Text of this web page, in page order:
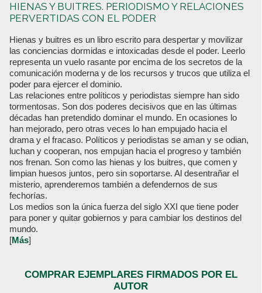
HIENAS Y BUITRES. PERIODISMO Y RELACIONES
PERVERTIDAS CON EL PODER
Hienas y buitres es un libro escrito para despertar y movilizar
las conciencias dormidas e intoxicadas desde el poder. Leerlo
representa un vuelo rasante por encima de los secretos de la
comunicación moderna y de los recursos y trucos que utiliza el
poder para ejercer el dominio.
Las relaciones entre políticos y periodistas siempre han sido
tormentosas. Son dos poderes decisivos que en las últimas
décadas han pretendido dominar el mundo. En ocasiones lo
han mejorado, pero otras veces lo han empujado hacia el
drama y el fracaso. Políticos y periodistas se aman y se odian,
luchan y cooperan, nos empujan hacia el progreso y también
nos frenan. Son como las hienas y los buitres, que comen y
limpian huesos juntos, pero sin soportarse. Al desentrañar el
misterio, aprenderemos también a defendernos de sus
fechorías.
Los medios son la única fuerza del siglo XXI que tiene poder
para poner y quitar gobiernos y para cambiar los destinos del
mundo.
[Más]
COMPRAR EJEMPLARES FIRMADOS POR EL
AUTOR